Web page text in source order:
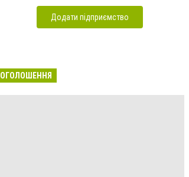
Додати підприємство
ОГОЛОШЕННЯ